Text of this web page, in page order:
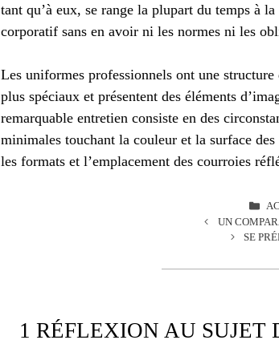
tant qu’à eux, se range la plupart du temps à
corporatif sans en avoir ni les normes ni les
Les uniformes professionnels ont une
plus spéciaux et présentent des éléments
remarquable entretien consiste en des
minimales touchant la couleur et la surface
les formats et l’emplacement des courroies
UN
SE
1 RÉFLEXION AU SUJET